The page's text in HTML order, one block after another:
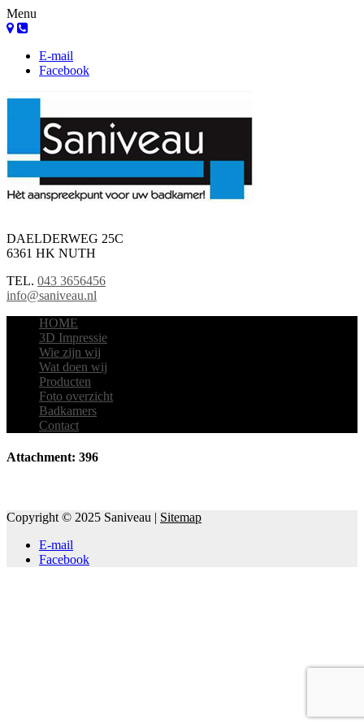
Menu
E-mail
Facebook
DAELDERWEG 25C
6361 HK NUTH
TEL. 043 3656456
info@saniveau.nl
HOME
3D Impressie
Wie zijn wij
Wat doen wij
Producten
Foto overzicht
Badkamers
Contact
Attachment: 396
Copyright © 2025 Saniveau | Sitemap
E-mail
Facebook